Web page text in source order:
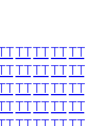
TTTTTTTT
TTTTTTTT
TTTTTTTT
TTTTTTTT